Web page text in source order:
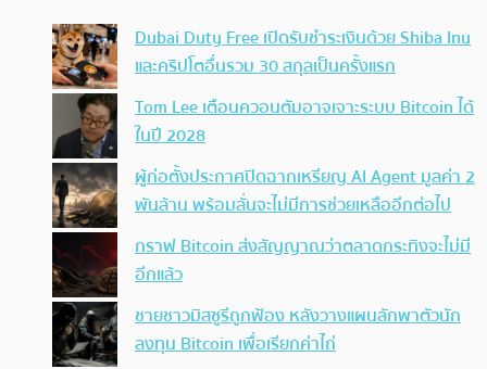
Dubai Duty Free เปิดรับชำระเงินด้วย Shiba Inu
และคริปโตอื่นรวม 30 สกุลเป็นครั้งแรก
Tom Lee เตือนควอนตัมอาจเจาะระบบ Bitcoin ได้
ในปี 2028
ผู้ก่อตั้งประกาศปิดฉากเหรียญ AI Agent มูลค่า 2
พันล้าน พร้อมลั่นจะไม่มีการช่วยเหลืออีกต่อไป
กราฟ Bitcoin ส่งสัญญาณว่าตลาดกระทิงจะไม่มี
อีกแล้ว
ชายชาวมิสซูรีถูกฟ้อง หลังวางแผนลักพาตัวนัก
ลงทุน Bitcoin เพื่อเรียกค่าไถ่